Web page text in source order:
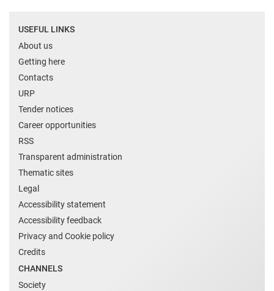
USEFUL LINKS
About us
Getting here
Contacts
URP
Tender notices
Career opportunities
RSS
Transparent administration
Thematic sites
Legal
Accessibility statement
Accessibility feedback
Privacy and Cookie policy
Credits
CHANNELS
Society